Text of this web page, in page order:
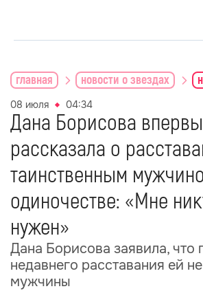
главная новости о звездах
08 июля 04:34
Дана Борисова
рассказала о
таинственным
одиночестве: «Мне
нужен»
Дана Борисова заявила, что
недавнего расставания ей
мужчины